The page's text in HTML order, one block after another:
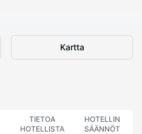
Kartta
TIETOA
HOTELLISTA
HOTELLIN
SÄÄNNÖT